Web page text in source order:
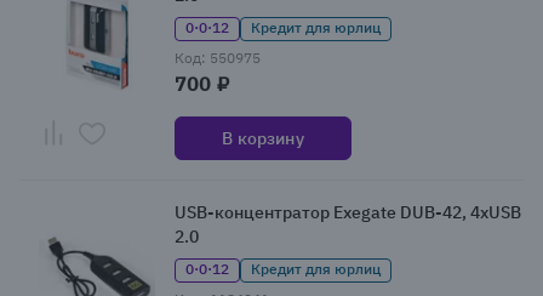
0·0·12
Кредит для юрлиц
Код: 550975
700 ₽
В корзину
USB-концентратор Exegate DUB-42, 4xUSB
2.0
0·0·12
Кредит для юрлиц